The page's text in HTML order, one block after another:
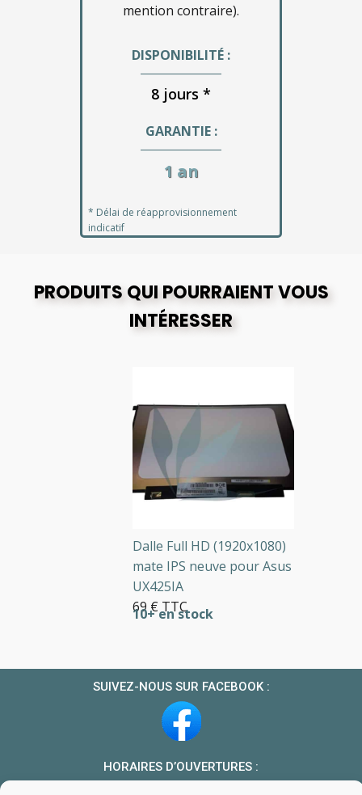
mention contraire).
DISPONIBILITÉ :
8 jours *
GARANTIE :
1 an
* Délai de réapprovisionnement
indicatif
PRODUITS QUI POURRAIENT VOUS
INTÉRESSER
10+ en stock
Dalle Full HD (1920x1080)
mate IPS neuve pour Asus
UX425IA
69 € TTC
SUIVEZ-NOUS SUR FACEBOOK :
HORAIRES D’OUVERTURES :